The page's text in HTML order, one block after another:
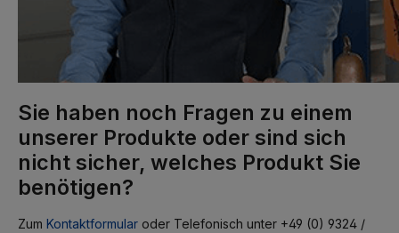
Sie haben noch Fragen zu einem
unserer Produkte oder sind sich
nicht sicher, welches Produkt Sie
benötigen?
Zum Kontaktformular oder Telefonisch unter +49 (0) 9324 /